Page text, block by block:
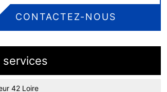
CONTACTEZ-NOUS
services
42 Loire